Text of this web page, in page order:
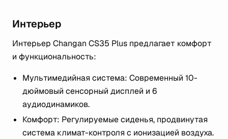
Интерьер
Интерьер Changan CS35 Plus предлагает комфорт
и функциональность:
Мультимедийная система: Современный 10-
дюймовый сенсорный дисплей и 6
аудиодинамиков.
Комфорт: Регулируемые сиденья, продвинутая
система климат-контроля с ионизацией воздуха.